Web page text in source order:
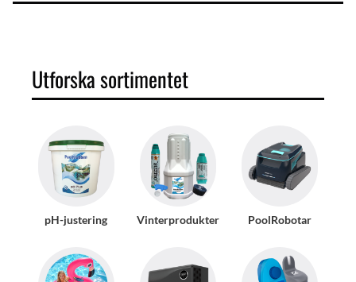
Utforska sortimentet
pH-justering Vinterprodukter PoolRobotar